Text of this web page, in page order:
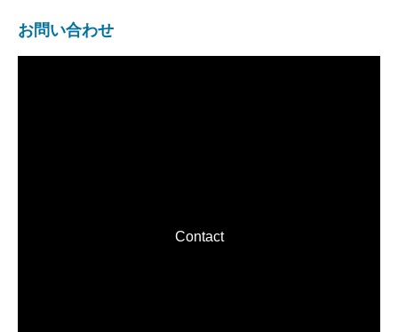
お問い合わせ
Contact